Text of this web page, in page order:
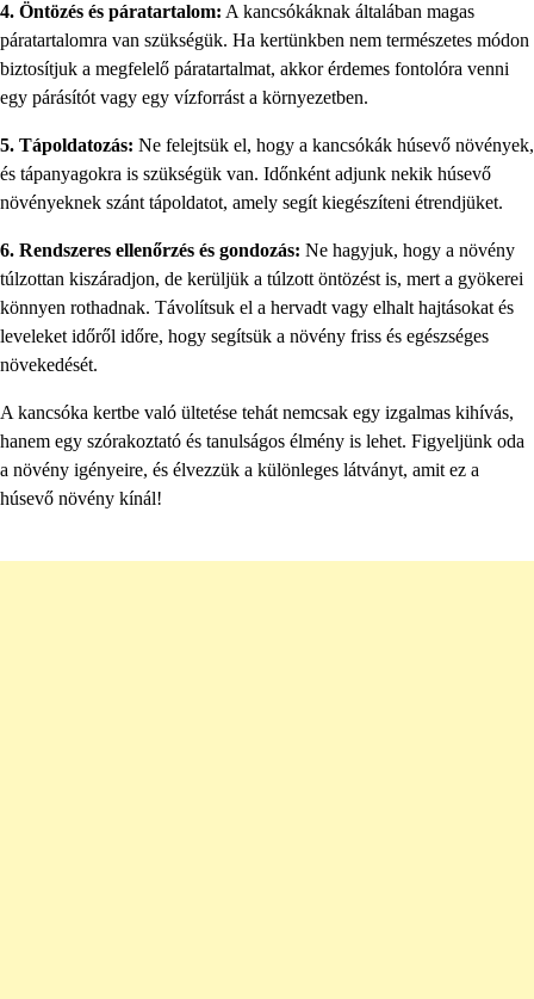
4. Öntözés és páratartalom: A kancsókáknak általában magas
páratartalomra van szükségük. Ha kertünkben nem természetes módon
biztosítjuk a megfelelő páratartalmat, akkor érdemes fontolóra venni
egy párásítót vagy egy vízforrást a környezetben.
5. Tápoldatozás: Ne felejtsük el, hogy a kancsókák húsevő növények,
és tápanyagokra is szükségük van. Időnként adjunk nekik húsevő
növényeknek szánt tápoldatot, amely segít kiegészíteni étrendjüket.
6. Rendszeres ellenőrzés és gondozás: Ne hagyjuk, hogy a növény
túlzottan kiszáradjon, de kerüljük a túlzott öntözést is, mert a gyökerei
könnyen rothadnak. Távolítsuk el a hervadt vagy elhalt hajtásokat és
leveleket időről időre, hogy segítsük a növény friss és egészséges
növekedését.
A kancsóka kertbe való ültetése tehát nemcsak egy izgalmas kihívás,
hanem egy szórakoztató és tanulságos élmény is lehet. Figyeljünk oda
a növény igényeire, és élvezzük a különleges látványt, amit ez a
húsevő növény kínál!